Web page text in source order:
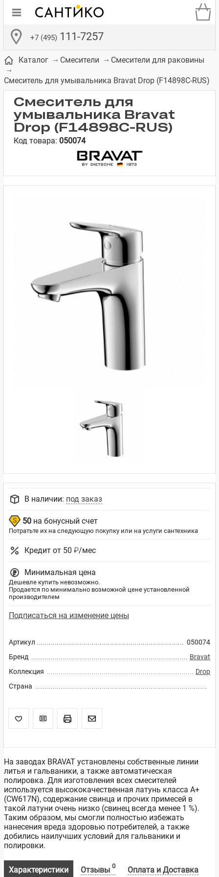
+7 (495) 111-7257
Бачки для
унитазов
Сиденья для
унитазов
Смесители для
встраиваемых
систем
Зеркало-шкаф
Полки в ванную
комнату
Комоды в
ванную комнату
Каталог Смесители Смесители для раковины
Смеситель для умывальника Bravat Drop (F14898C-RUS)
Смеситель для
умывальника Bravat
Drop (F14898C-RUS)
Код товара: 050074
Артикул
050074
Бренд
Bravat
Коллекция
Drop
Страна
В наличии: под заказ
50 на бонусный счет
Потратьте их на следующую покупку или на услуги сантехника
Кредит от 50 ₽/мес
Минимальная цена
Дешевле купить невозможно.
Продается по минимально возможной цене установленной
производителем
Подписаться на изменение цены
На заводах BRAVAT установлены собственные линии
литья и гальваники, а также автоматическая
полировка. Для изготовления всех смесителей
используется высококачественная латунь класса А+
(CW617N), содержание свинца и прочих примесей в
такой латуни очень низко (свинец всегда менее 1 %).
Таким образом, мы смогли полностью избежать
нанесения вреда здоровью потребителей, а также
добились наилучших условий для гальваники и
полировки.
Характеристики Отзывы 0 Оплата и Доставка